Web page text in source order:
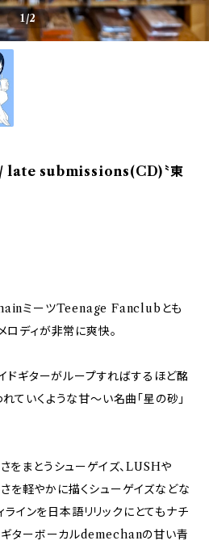
1/2
submissions(CD)〝東
ミーツTeenage Fanclubとも
ロディが非常に爽快。
ドギターがループすればするほど酩
ていくような甘～い名曲「星の砂」
まとうシューゲイズ、LUSHや
軽やかに描くシューゲイズなどな
インを日本語リリックにとてもナチ
ギターボーカルdemechanの甘い青